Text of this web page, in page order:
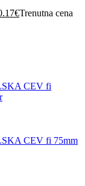
€Trenutna cena
CEV fi
CEV fi 75mm